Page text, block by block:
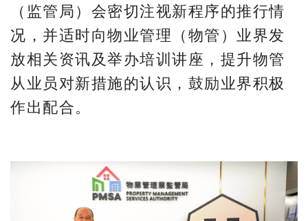
（监管局）会密切注视新程序的推行情
况，并适时向物业管理（物管）业界发
放相关资讯及举办培训讲座，提升物管
从业员对新措施的认识，鼓励业界积极
作出配合。